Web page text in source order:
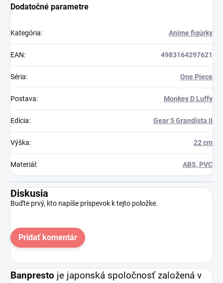
Dodatočné parametre
Kategória: Anime figúrky
EAN: 4983164297621
Séria: One Piece
Postava: Monkey D Luffy
Edícia: Gear 5 Grandista II
Výška: 22 cm
Materiál : ABS, PVC
Diskusia
Buďte prvý, kto napíše príspevok k tejto položke.
Pridať komentár
Banpresto je japonská spoločnosť založená v